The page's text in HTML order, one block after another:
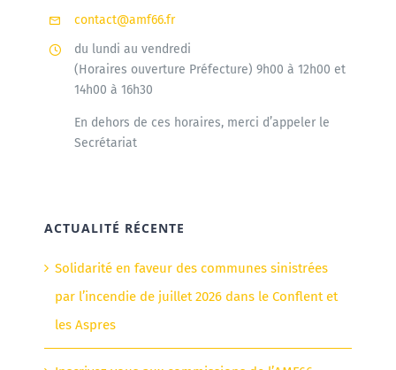
contact@amf66.fr
du lundi au vendredi
(Horaires ouverture Préfecture) 9h00 à 12h00 et
14h00 à 16h30
En dehors de ces horaires, merci d’appeler le
Secrétariat
ACTUALITÉ RÉCENTE
Solidarité en faveur des communes sinistrées
par l’incendie de juillet 2026 dans le Conflent et
les Aspres